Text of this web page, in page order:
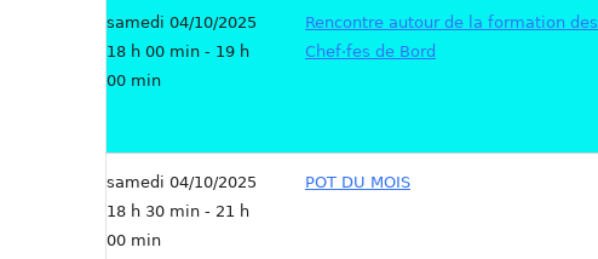
samedi 04/10/2025
18 h 00 min - 19 h
00 min
Rencontre autour de la formation des
Chef·fes de Bord
samedi 04/10/2025
18 h 30 min - 21 h
00 min
POT DU MOIS